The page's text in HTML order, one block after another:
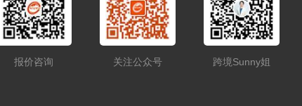
报价咨询 关注公众号 跨境Sunny姐